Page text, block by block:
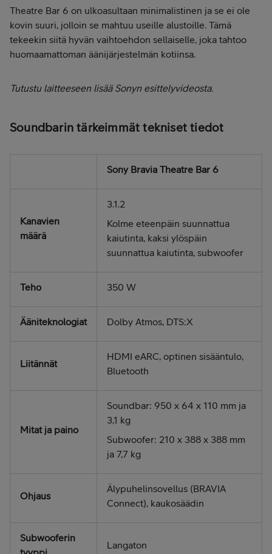
Theatre Bar 6 on ulkoasultaan minimalistinen ja se ei ole
kovin suuri, jolloin se mahtuu useille alustoille. Tämä
tekeekin siitä hyvän vaihtoehdon sellaiselle, joka tahtoo
huomaamattoman äänijärjestelmän kotiinsa.
Tutustu laitteeseen lisää Sonyn esittelyvideosta.
Soundbarin tärkeimmät tekniset tiedot
Sony Bravia Theatre Bar 6
Kanavien
määrä
3.1.2
Kolme eteenpäin suunnattua
kaiutinta, kaksi ylöspäin
suunnattua kaiutinta, subwoofer
Teho 350 W
Ääniteknologiat Dolby Atmos, DTS:X
Liitännät
HDMI eARC, optinen sisääntulo,
Bluetooth
Mitat ja paino
Soundbar: 950 x 64 x 110 mm ja
3,1 kg
Subwoofer: 210 x 388 x 388 mm
ja 7,7 kg
Ohjaus
Älypuhelinsovellus (BRAVIA
Connect), kaukosäädin
Subwooferin
Langaton